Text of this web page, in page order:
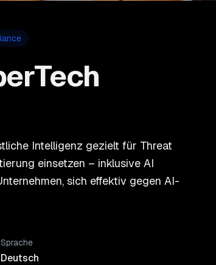
Intelligenz gezielt für Threat
einsetzen – inklusive AI
sich effektiv gegen AI-
Sprache
Deutsch